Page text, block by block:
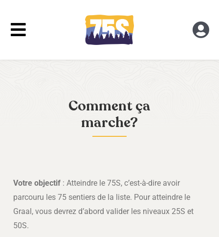
content
Toggle
Navigation
Comment ça
marche?
Votre objectif: Atteindre le 75S, c’est-à-dire avoir
parcouru les 75 sentiers de la liste. Pour atteindre le
Graal, vous devrez d’abord valider les niveaux 25S et
50S.